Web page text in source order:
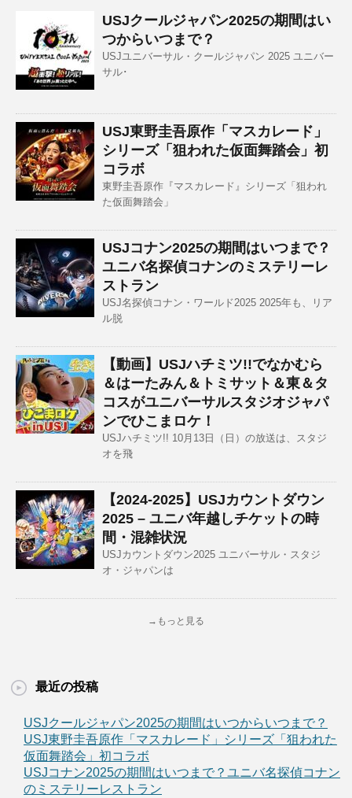
USJクールジャパン2025の期間はい
つからいつまで？
USJユニバーサル・クールジャパン 2025 ユニバー
サル･
USJ東野圭吾原作「マスカレード」
シリーズ「狙われた仮面舞踏会」初
コラボ
東野圭吾原作『マスカレード』シリーズ「狙われ
た仮面舞踏会」
USJコナン2025の期間はいつまで？
ユニバ名探偵コナンのミステリーレ
ストラン
USJ名探偵コナン・ワールド2025 2025年も、リア
ル脱
【動画】USJハチミツ!!でなかむら
＆はーたみん＆トミサット＆東＆タ
コスがユニバーサルスタジオジャパ
ンでひこまロケ！
USJハチミツ!! 10月13日（日）の放送は、スタジ
オを飛
【2024-2025】USJカウントダウン
2025 – ユニバ年越しチケットの時
間・混雑状況
USJカウントダウン2025 ユニバーサル・スタジ
オ・ジャパンは
→もっと見る
最近の投稿
USJクールジャパン2025の期間はいつからいつまで？
USJ東野圭吾原作「マスカレード」シリーズ「狙われた
仮面舞踏会」初コラボ
USJコナン2025の期間はいつまで？ユニバ名探偵コナン
のミステリーレストラン